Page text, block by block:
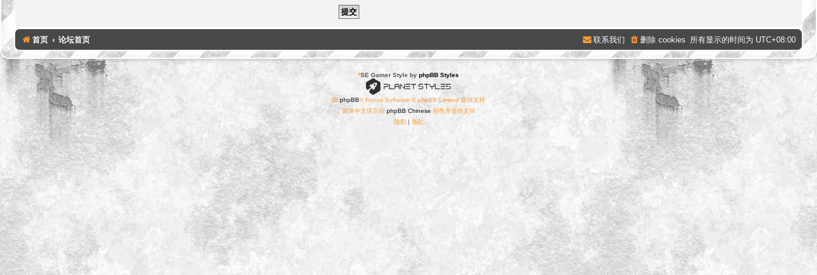
首页 论坛首页 所有显示的时间为 UTC+08:00
删除 cookies
联系我们
*SE Gamer Style by phpBB Styles
由 phpBB® Forum Software © phpBB Limited 提供支持
简体中文语言由 phpBB Chinese 制作并提供支持
隐私 | 条款